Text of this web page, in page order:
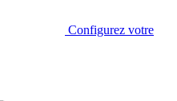
Configurez votre